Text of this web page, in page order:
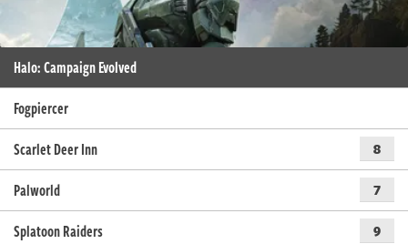
Halo: Campaign Evolved
Fogpiercer
Scarlet Deer Inn
8
Palworld 7
Splatoon Raiders 9